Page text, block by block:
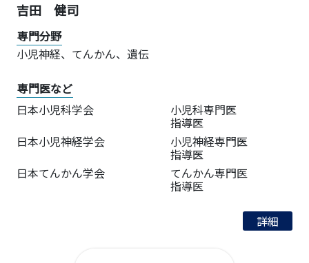
吉田 健司
専門分野
小児神経、てんかん、遺伝
専門医など
日本小児科学会
小児科専門医
指導医
日本小児神経学会
小児神経専門医
指導医
日本てんかん学会
てんかん専門医
指導医
詳細